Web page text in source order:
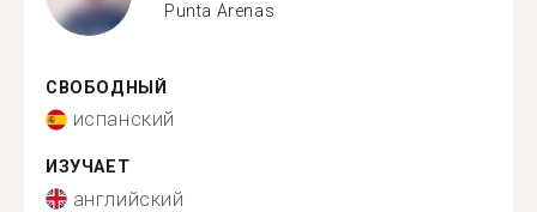
Punta Arenas
СВОБОДНЫЙ
испанский
ИЗУЧАЕТ
английский